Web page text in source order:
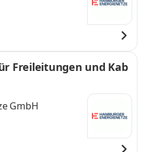
Freileitungen und Kab
GmbH